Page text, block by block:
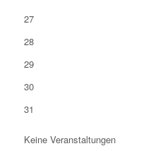
27
28
29
30
31
Keine Veranstaltungen